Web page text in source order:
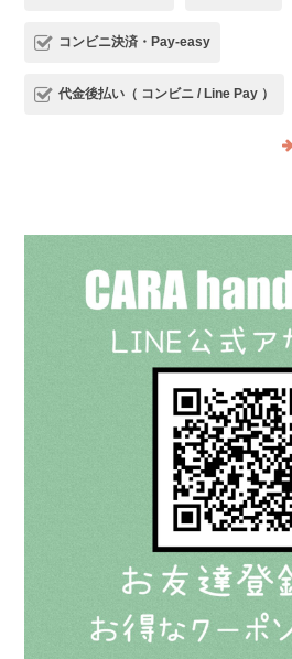
コンビニ決済・Pay-easy
代金後払い（ コンビニ / Line Pay ）